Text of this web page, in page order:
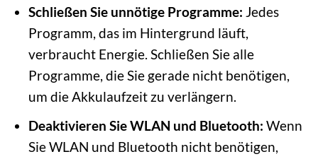
Schließen Sie unnötige Programme: Jedes
Programm, das im Hintergrund läuft,
verbraucht Energie. Schließen Sie alle
Programme, die Sie gerade nicht benötigen,
um die Akkulaufzeit zu verlängern.
Deaktivieren Sie WLAN und Bluetooth: Wenn
Sie WLAN und Bluetooth nicht benötigen,